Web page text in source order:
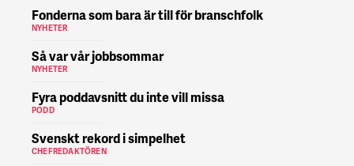
Fonderna som bara är till för branschfolk
NYHETER
Så var vår jobbsommar
NYHETER
Fyra poddavsnitt du inte vill missa
PODD
Svenskt rekord i simpelhet
CHEFREDAKTÖREN